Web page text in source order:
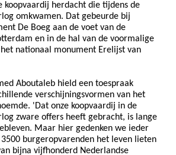
koopvaardij herdacht die tijdens de
omkwamen. Dat gebeurde bij
De Boeg aan de voet van de
en in de hal van de voormalige
nationaal monument Erelijst van
Aboutaleb hield een toespraak
verschijningsvormen van het
'Dat onze koopvaardij in de
zware offers heeft gebracht, is lange
Maar hier gedenken we ieder
burgeropvarenden het leven lieten
bijna vijfhonderd Nederlandse